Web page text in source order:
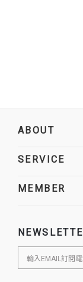
ABOUT
SERVICE
MEMBER